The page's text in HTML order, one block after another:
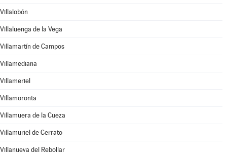
Villalobón
Villaluenga de la Vega
Villamartín de Campos
Villamediana
Villameriel
Villamoronta
Villamuera de la Cueza
Villamuriel de Cerrato
Villanueva del Rebollar